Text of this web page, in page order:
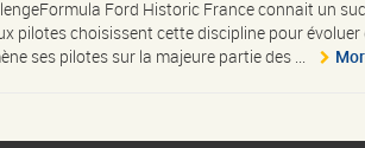
Ford Historic France connait un
pilotes choisissent cette discipline pour
ses pilotes sur la majeure partie des ...